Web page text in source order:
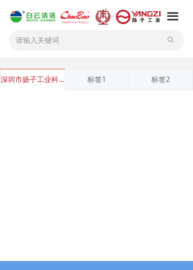
ꄙ
끀
深圳市扬子工业科技有限公司 标签1 标签2